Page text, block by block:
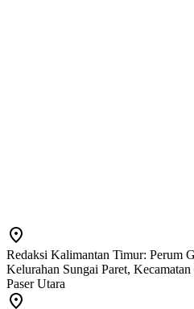
Redaksi Kalimantan Timur: Perum
Kelurahan Sungai Paret,
Paser Utara